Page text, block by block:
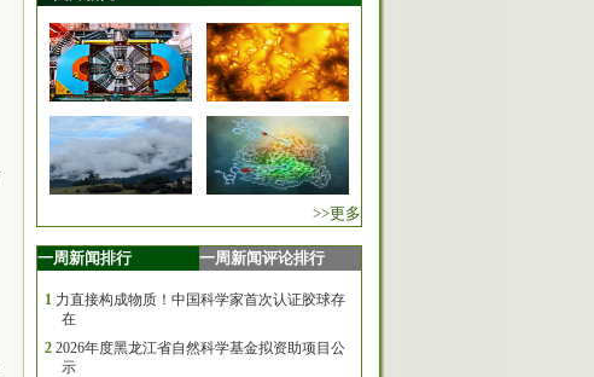
>>更多
一周新闻排行 一周新闻评论排行
1 力直接构成物质！中国科学家首次认证胶球存
在
2 2026年度黑龙江省自然科学基金拟资助项目公
示